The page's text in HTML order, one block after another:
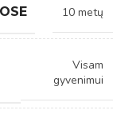
10 metų
Visam
gyvenimui